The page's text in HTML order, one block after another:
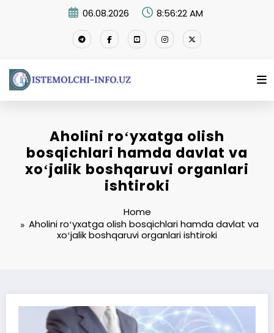
06.08.2026 8:56:23 AM
Aholini roʻyxatga olish
bosqichlari hamda davlat va
xoʻjalik boshqaruvi organlari
ishtiroki
Home
Aholini roʻyxatga olish bosqichlari hamda davlat va
xoʻjalik boshqaruvi organlari ishtiroki